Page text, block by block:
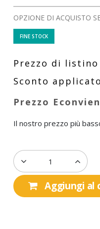
OPZIONE DI ACQUISTO
FINE STOCK
Il nostro prezzo più
Aggiungi al